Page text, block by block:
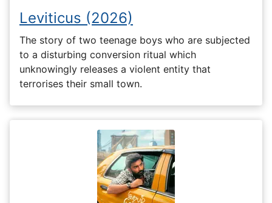
Leviticus (2026)
The story of two teenage boys who are subjected
to a disturbing conversion ritual which
unknowingly releases a violent entity that
terrorises their small town.